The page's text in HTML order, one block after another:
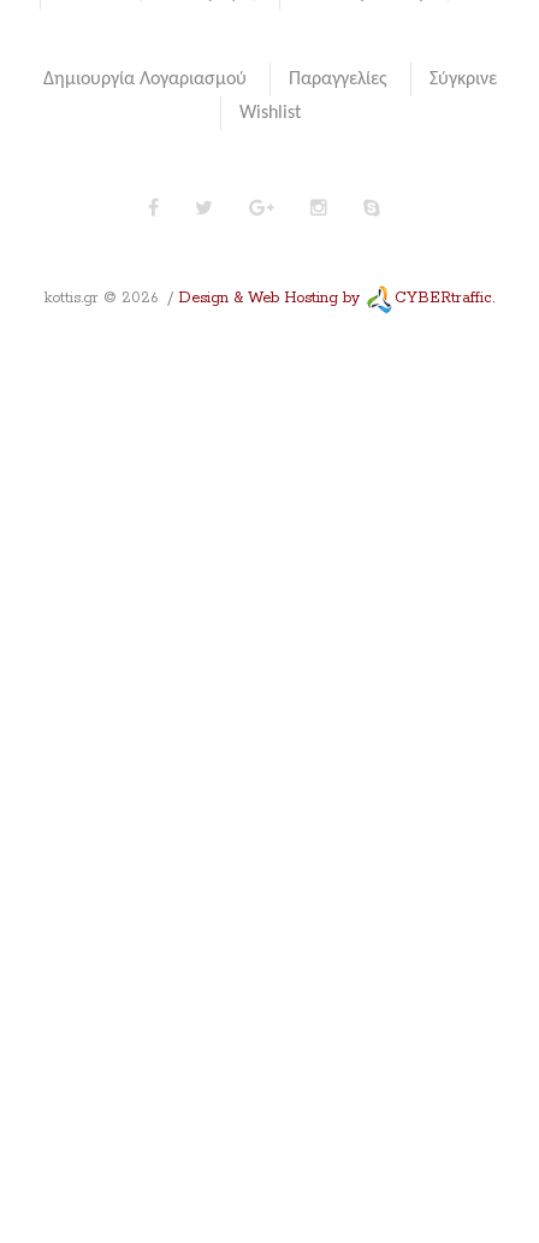
Δημιουργία Λογαριασμού Παραγγελίες
Σύγκρινε
Wishlist
kottis.gr © 2026 Design & Web Hosting by CYBERtraffic.